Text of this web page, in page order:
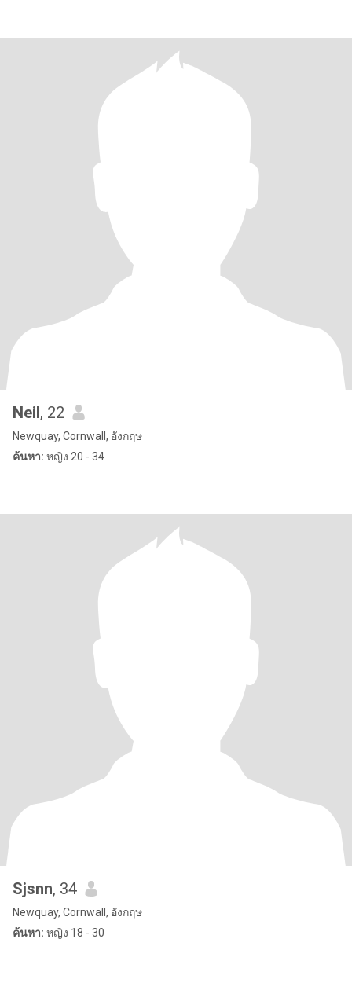
Neil, 22
Newquay, Cornwall, อังกฤษ
ค้นหา: หญิง 20 - 34
Sjsnn, 34
Newquay, Cornwall, อังกฤษ
ค้นหา: หญิง 18 - 30